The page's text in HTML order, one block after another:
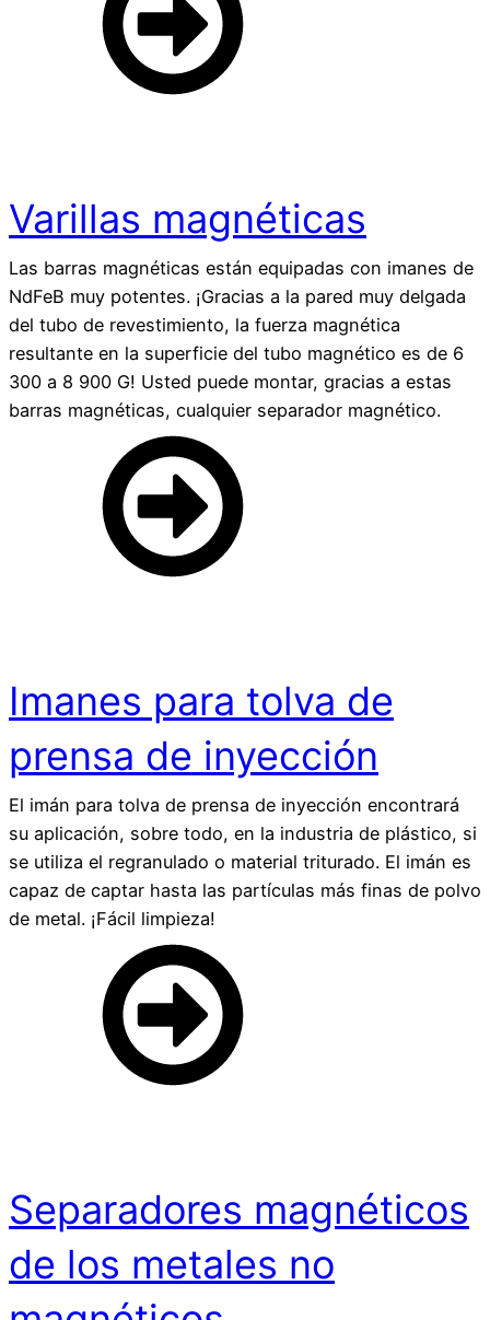
Varillas magnéticas
Las barras magnéticas están equipadas con imanes de
NdFeB muy potentes. ¡Gracias a la pared muy delgada
del tubo de revestimiento, la fuerza magnética
resultante en la superficie del tubo magnético es de 6
300 a 8 900 G! Usted puede montar, gracias a estas
barras magnéticas, cualquier separador magnético.
Imanes para tolva de
prensa de inyección
El imán para tolva de prensa de inyección encontrará
su aplicación, sobre todo, en la industria de plástico, si
se utiliza el regranulado o material triturado. El imán es
capaz de captar hasta las partículas más finas de polvo
de metal. ¡Fácil limpieza!
Separadores magnéticos
de los metales no